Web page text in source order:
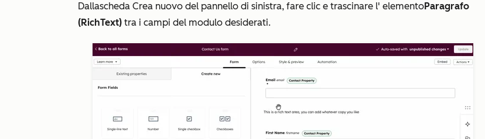
Dallascheda Crea nuovo del pannello di sinistra, fare clic e trascinare l' elementoParagrafo
(RichText) tra i campi del modulo desiderati.